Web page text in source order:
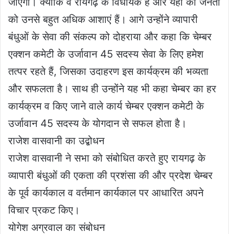
को उनसे बहुत अधिक आशाएं हैं। आगे उन्होंने व्यापारी
बंधुओं के सेवा की संकल्प को दोहराया और कहा कि चेम्बर
एक्शन कमेटी के उर्जावान 45 सदस्य सेवा के लिए हमेश
तत्पर रहते हैं, जिसका उदाहरण इस कार्यक्रम की भव्यता
और सफलता है। साथ ही उन्होंने यह भी कहा चेम्बर का हर
कार्यक्रम व किए जाने वाले कार्य चेम्बर एक्शन कमेटी के
उर्जावान 45 सदस्य के योगदान से सफल होता है।
राजेश वासवानी का उद्बोधन
राजेश वासवानी ने सभा को संबोधित करते हुए रायगढ़ के
व्यापारी बंधुओं की एकता की प्रशंसा की और प्रदेश चेम्बर
के पूर्व कार्यकाल व वर्तमान कार्यकाल पर आधारित अपने
विचार प्रकट किए।
योगेश अग्रवाल का संबोधन